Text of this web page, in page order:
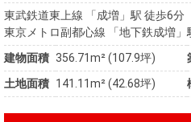
東武鉄道東上線 「成増」駅 徒歩6分
東京メトロ副都心線 「地下鉄成増」
建物面積 356.71m² (107.9坪)
土地面積 141.11m² (42.68坪)